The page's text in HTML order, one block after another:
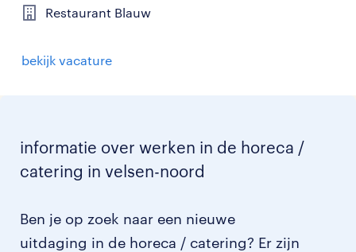
Restaurant Blauw
bekijk vacature
informatie over werken in de horeca /
catering in velsen-noord
Ben je op zoek naar een nieuwe
uitdaging in de horeca / catering? Er zijn